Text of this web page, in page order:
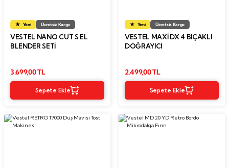
Yeni Ücretsiz Kargo
VESTEL NANO CUT S EL
BLENDER SETİ
3.699,00 TL
Sepete Ekle
Yeni Ücretsiz Kargo
VESTEL MAXI DX 4 BIÇAKLI
DOĞRAYICI
2.499,00 TL
Sepete Ekle